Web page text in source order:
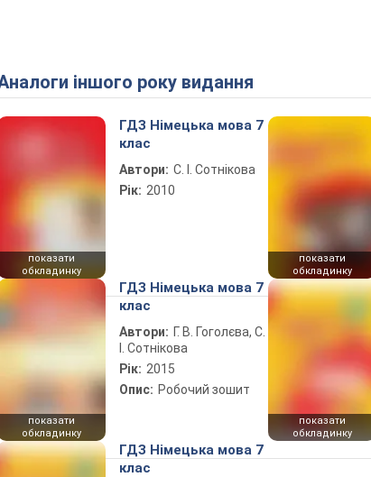
Аналоги іншого року видання
показати
обкладинку
ГДЗ Німецька мова 7
клас
Автори: С. І. Сотнікова
Рік: 2010
показати
обкладинку
показати
обкладинку
ГДЗ Німецька мова 7
клас
Автори: Г. В. Гоголєва, С.
І. Сотнікова
Рік: 2015
Опис: Робочий зошит
показати
обкладинку
ГДЗ Німецька мова 7
клас